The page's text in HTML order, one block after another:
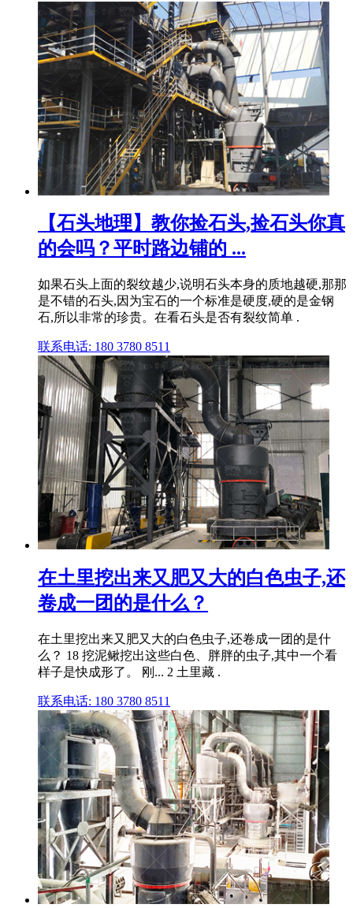
【石头地理】教你捡石头,捡石头你真
的会吗？平时路边铺的 ...
如果石头上面的裂纹越少,说明石头本身的质地越硬,那那
是不错的石头,因为宝石的一个标准是硬度,硬的是金钢
石,所以非常的珍贵。在看石头是否有裂纹简单 .
联系电话: 180 3780 8511
在土里挖出来又肥又大的白色虫子,还
卷成一团的是什么？
在土里挖出来又肥又大的白色虫子,还卷成一团的是什
么？ 18 挖泥鳅挖出这些白色、胖胖的虫子,其中一个看
样子是快成形了。 刚... 2 土里藏 .
联系电话: 180 3780 8511